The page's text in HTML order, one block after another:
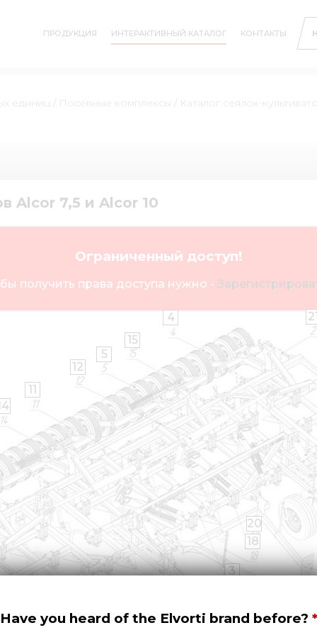
ПРОДУКЦИЯ ИНТЕРАКТИВНЫЙ КАТАЛОГ КОНТАКТЫ
единиц / Посевные комплексы / Каталог сеялок-
Alcor 7,5 и Alcor 10
Ограниченный доступ!
получить права доступа нужно -
3
4
5
7
11
12
13
15
16
18
20
21
Have you heard of the Elvorti brand before?